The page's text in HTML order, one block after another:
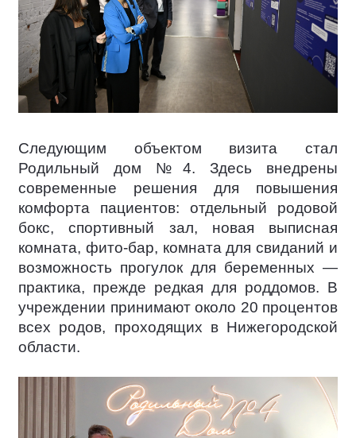
Следующим объектом визита стал
Родильный дом №4. Здесь внедрены
современные решения для повышения
комфорта пациентов: отдельный родовой
бокс, спортивный зал, новая выписная
комната, фито-бар, комната для свиданий и
возможность прогулок для беременных —
практика, прежде редкая для роддомов. В
учреждении принимают около 20 процентов
всех родов, проходящих в Нижегородской
области.